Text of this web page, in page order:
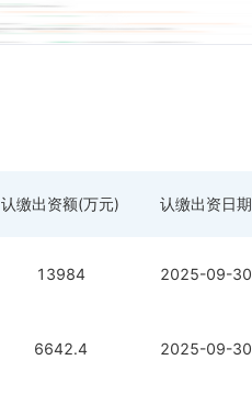
认缴出资额(万元) 认缴出资日期
13984 2025-09-30
6642.4 2025-09-30